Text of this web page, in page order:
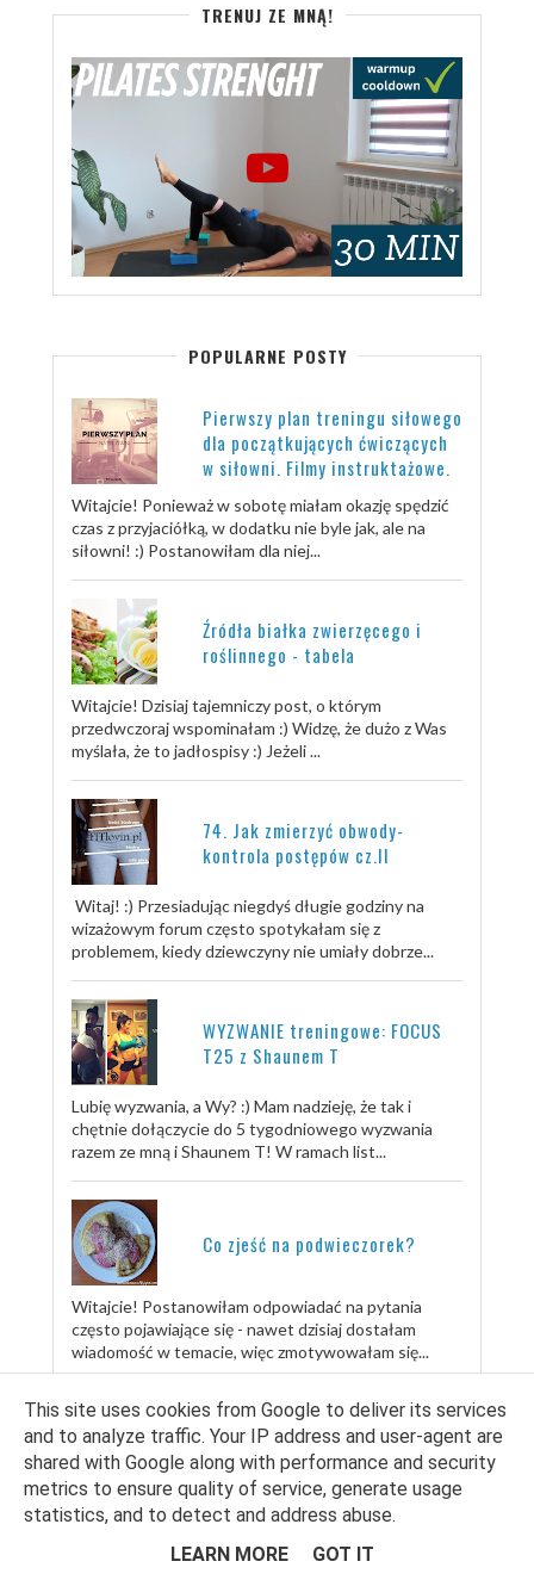
TRENUJ ZE MNĄ!
POPULARNE POSTY
Pierwszy plan treningu siłowego
dla początkujących ćwiczących
w siłowni. Filmy instruktażowe.
Witajcie! Ponieważ w sobotę miałam okazję spędzić
czas z przyjaciółką, w dodatku nie byle jak, ale na
siłowni! :) Postanowiłam dla niej...
Źródła białka zwierzęcego i
roślinnego - tabela
Witajcie! Dzisiaj tajemniczy post, o którym
przedwczoraj wspominałam :) Widzę, że dużo z Was
myślała, że to jadłospisy :) Jeżeli ...
74. Jak zmierzyć obwody-
kontrola postępów cz.II
Witaj! :) Przesiadując niegdyś długie godziny na
wizażowym forum często spotykałam się z
problemem, kiedy dziewczyny nie umiały dobrze...
WYZWANIE treningowe: FOCUS
T25 z Shaunem T
Lubię wyzwania, a Wy? :) Mam nadzieję, że tak i
chętnie dołączycie do 5 tygodniowego wyzwania
razem ze mną i Shaunem T! W ramach list...
Co zjeść na podwieczorek?
Witajcie! Postanowiłam odpowiadać na pytania
często pojawiające się - nawet dzisiaj dostałam
wiadomość w temacie, więc zmotywowałam się...
TRENUJ ZE MNĄ
This site uses cookies from Google to deliver its services
and to analyze traffic. Your IP address and user-agent are
shared with Google along with performance and security
metrics to ensure quality of service, generate usage
statistics, and to detect and address abuse.
LEARN MORE
GOT IT